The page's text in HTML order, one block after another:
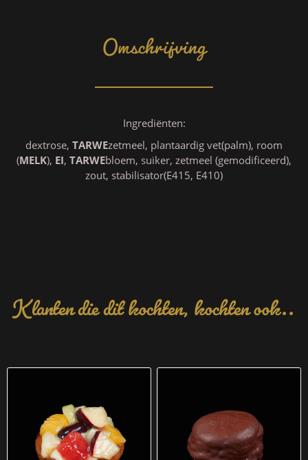
Omschrijving
Ingrediënten:
dextrose, TARWEzetmeel, plantaardig vet(palm), room
(MELK), EI, TARWEbloem, suiker, zetmeel (gemodificeerd),
zout, stabilisator(E415, E410)
Klanten die dit kochten, kochten ook..